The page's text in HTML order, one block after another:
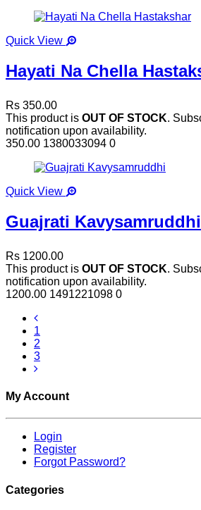
Quick View
Hayati Na Chella
Rs 350.00
This product is OUT OF STOCK.
notification upon availability.
350.00 1380033094 0
Quick View
Guajrati Kavysamruddhi
Rs 1200.00
This product is OUT OF STOCK.
notification upon availability.
1200.00 1491221098 0
1
2
3
My Account
Login
Register
Forgot Password?
Categories